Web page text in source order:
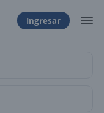
Ingresar